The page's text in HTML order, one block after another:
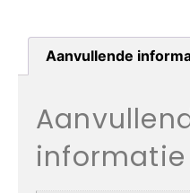
Aanvullende
informatie